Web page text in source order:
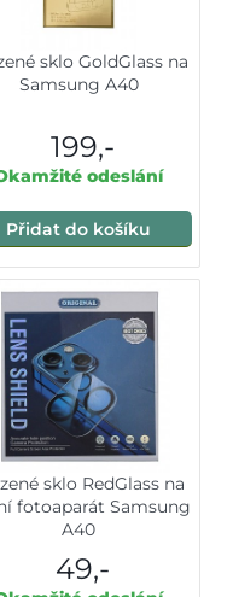
sklo GoldGlass na
Samsung A40
199,-
odeslání
Přidat do košíku
sklo RedGlass na
fotoaparát Samsung
A40
49,-